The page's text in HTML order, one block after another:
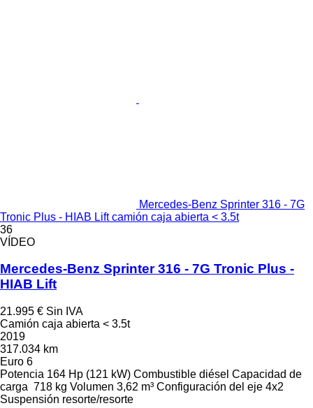
Mercedes-Benz Sprinter 316 - 7G
Tronic Plus - HIAB Lift camión caja abierta < 3.5t
36
VÍDEO
Mercedes-Benz Sprinter 316 - 7G Tronic Plus -
HIAB Lift
21.995 € Sin IVA
Camión caja abierta < 3.5t
2019
317.034 km
Euro 6
Potencia 164 Hp (121 kW) Combustible diésel Capacidad de
carga 718 kg Volumen 3,62 m³ Configuración del eje 4x2
Suspensión resorte/resorte